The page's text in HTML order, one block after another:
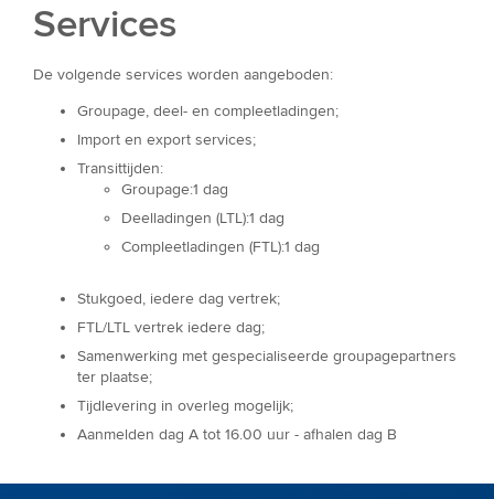
Services
De volgende services worden aangeboden:
Groupage, deel- en compleetladingen;
Import en export services;
Transittijden:
Groupage:1 dag
Deelladingen (LTL):1 dag
Compleetladingen (FTL):1 dag
Stukgoed, iedere dag vertrek;
FTL/LTL vertrek iedere dag;
Samenwerking met gespecialiseerde groupagepartners
ter plaatse;
Tijdlevering in overleg mogelijk;
Aanmelden dag A tot 16.00 uur - afhalen dag B